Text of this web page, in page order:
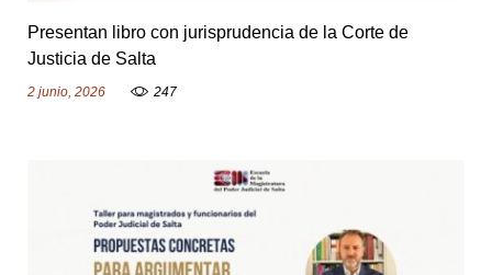
Presentan libro con jurisprudencia de la Corte de
Justicia de Salta
2 junio, 2026 247